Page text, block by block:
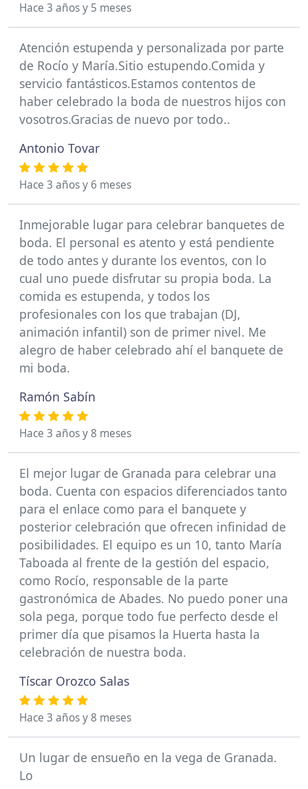
Hace 3 años y 5 meses
Atención estupenda y personalizada por parte
de Rocío y María.Sitio estupendo.Comida y
servicio fantásticos.Estamos contentos de
haber celebrado la boda de nuestros hijos con
vosotros.Gracias de nuevo por todo..
Antonio Tovar
Hace 3 años y 6 meses
Inmejorable lugar para celebrar banquetes de
boda. El personal es atento y está pendiente
de todo antes y durante los eventos, con lo
cual uno puede disfrutar su propia boda. La
comida es estupenda, y todos los
profesionales con los que trabajan (DJ,
animación infantil) son de primer nivel. Me
alegro de haber celebrado ahí el banquete de
mi boda.
Ramón Sabín
Hace 3 años y 8 meses
El mejor lugar de Granada para celebrar una
boda. Cuenta con espacios diferenciados tanto
para el enlace como para el banquete y
posterior celebración que ofrecen infinidad de
posibilidades. El equipo es un 10, tanto María
Taboada al frente de la gestión del espacio,
como Rocío, responsable de la parte
gastronómica de Abades. No puedo poner una
sola pega, porque todo fue perfecto desde el
primer día que pisamos la Huerta hasta la
celebración de nuestra boda.
Tíscar Orozco Salas
Hace 3 años y 8 meses
Un lugar de ensueño en la vega de Granada.
Lo